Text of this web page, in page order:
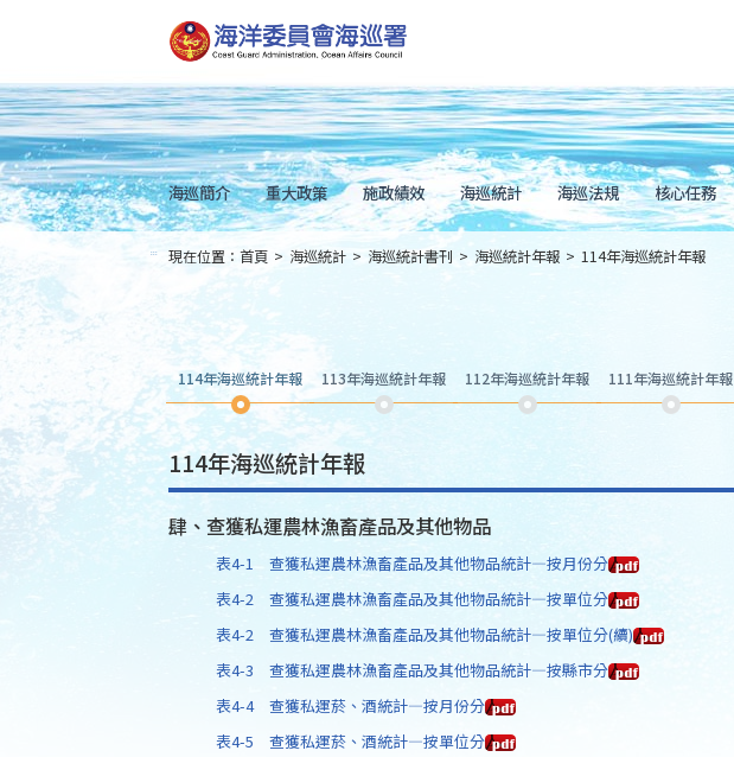
到
主
內
容
Skip
to
main
content
海巡簡介 重大政策 施政績效 海巡統計 海巡法規 核心任務
::: 現在位置： 首頁 > 海巡統計 > 海巡統計書刊 > 海巡統計年報 > 114年海巡統計年報
114年海巡統計年報 113年海巡統計年報 112年海巡統計年報 111年海巡統計年報
114年海巡統計年報
肆、查獲私運農林漁畜產品及其他物品
表4-1 查獲私運農林漁畜產品及其他物品統計—按月份分
表4-2 查獲私運農林漁畜產品及其他物品統計—按單位分
表4-2 查獲私運農林漁畜產品及其他物品統計—按單位分(續)
表4-3 查獲私運農林漁畜產品及其他物品統計—按縣市分
表4-4 查獲私運菸、酒統計—按月份分
表4-5 查獲私運菸、酒統計—按單位分